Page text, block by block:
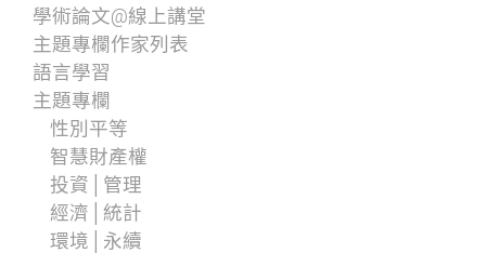
學術論文@線上講堂
主題專欄作家列表
語言學習
主題專欄
性別平等
智慧財產權
投資│管理
經濟│統計
環境│永續